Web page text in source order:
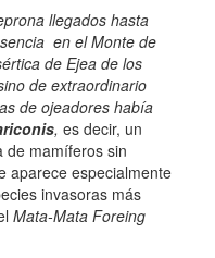
llegados hasta
en el Monte de
de Ejea de los
de extraordinario
de ojeadores había
, es decir, un
de mamíferos sin
aparece especialmente
invasoras más
Mata-Mata Foreing